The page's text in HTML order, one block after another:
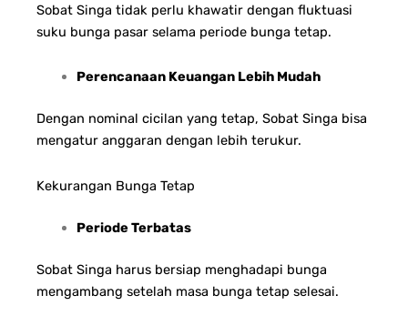
Sobat Singa tidak perlu khawatir dengan fluktuasi
suku bunga pasar selama periode bunga tetap.
Perencanaan Keuangan Lebih Mudah
Dengan nominal cicilan yang tetap, Sobat Singa bisa
mengatur anggaran dengan lebih terukur.
Kekurangan Bunga Tetap
Periode Terbatas
Sobat Singa harus bersiap menghadapi bunga
mengambang setelah masa bunga tetap selesai.